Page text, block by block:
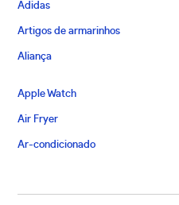
Adidas
Artigos de armarinhos
Aliança
Apple Watch
Air Fryer
Ar-condicionado